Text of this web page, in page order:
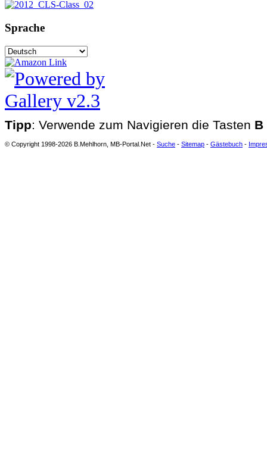
Sprache
Tipp: Verwende zum Navigieren die Tasten B
© Copyright 1998-2026 B.Mehlhorn, MB-Portal.Net - Suche - Sitemap - Gästebuch -